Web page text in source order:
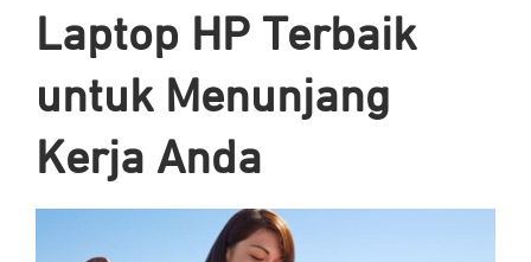
Laptop HP Terbaik
untuk Menunjang
Kerja Anda